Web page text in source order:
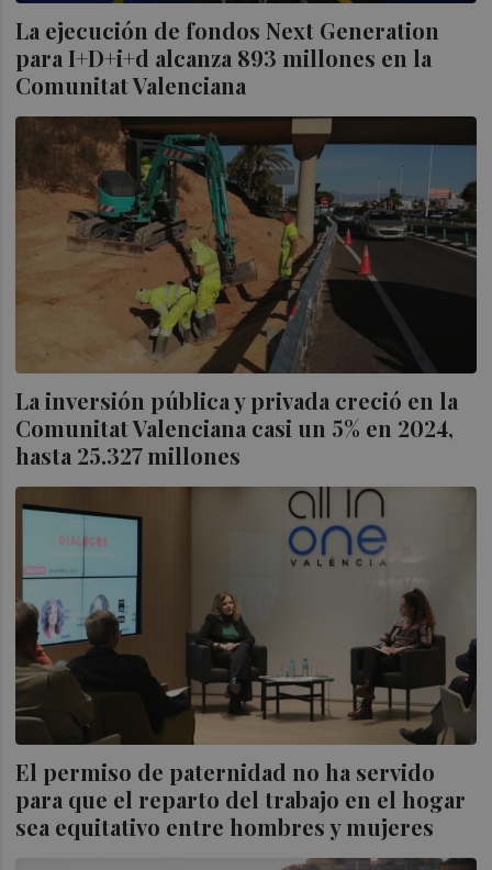
La ejecución de fondos Next Generation
para I+D+i+d alcanza 893 millones en la
Comunitat Valenciana
La inversión pública y privada creció en la
Comunitat Valenciana casi un 5% en 2024,
hasta 25.327 millones
El permiso de paternidad no ha servido
para que el reparto del trabajo en el hogar
sea equitativo entre hombres y mujeres